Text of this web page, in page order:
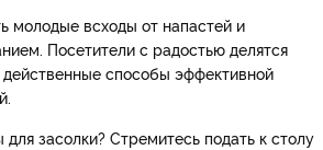
молодые всходы от напастей и
Посетители с радостью делятся
способы эффективной
засолки? Стремитесь подать к столу